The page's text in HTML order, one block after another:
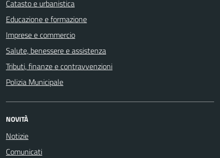
Catasto e urbanistica
Educazione e formazione
Imprese e commercio
Salute, benessere e assistenza
Tributi, finanze e contravvenzioni
Polizia Municipale
NOVITÀ
Notizie
Comunicati